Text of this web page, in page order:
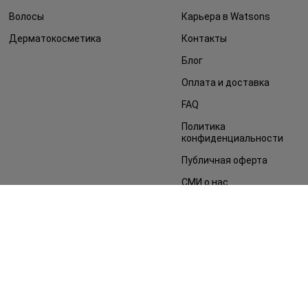
Волосы
Дерматокосметика
Карьера в Watsons
Контакты
Блог
Оплата и доставка
FAQ
Политика
конфиденциальности
Публичная оферта
СМИ о нас